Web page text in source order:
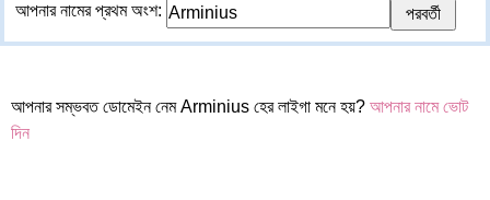
আপনার নামের প্রথম অংশ:
আপনার সম্ভবত ডোমেইন নেম Arminius হের লাইগা মনে হয়? আপনার নামে ভোট
দিন